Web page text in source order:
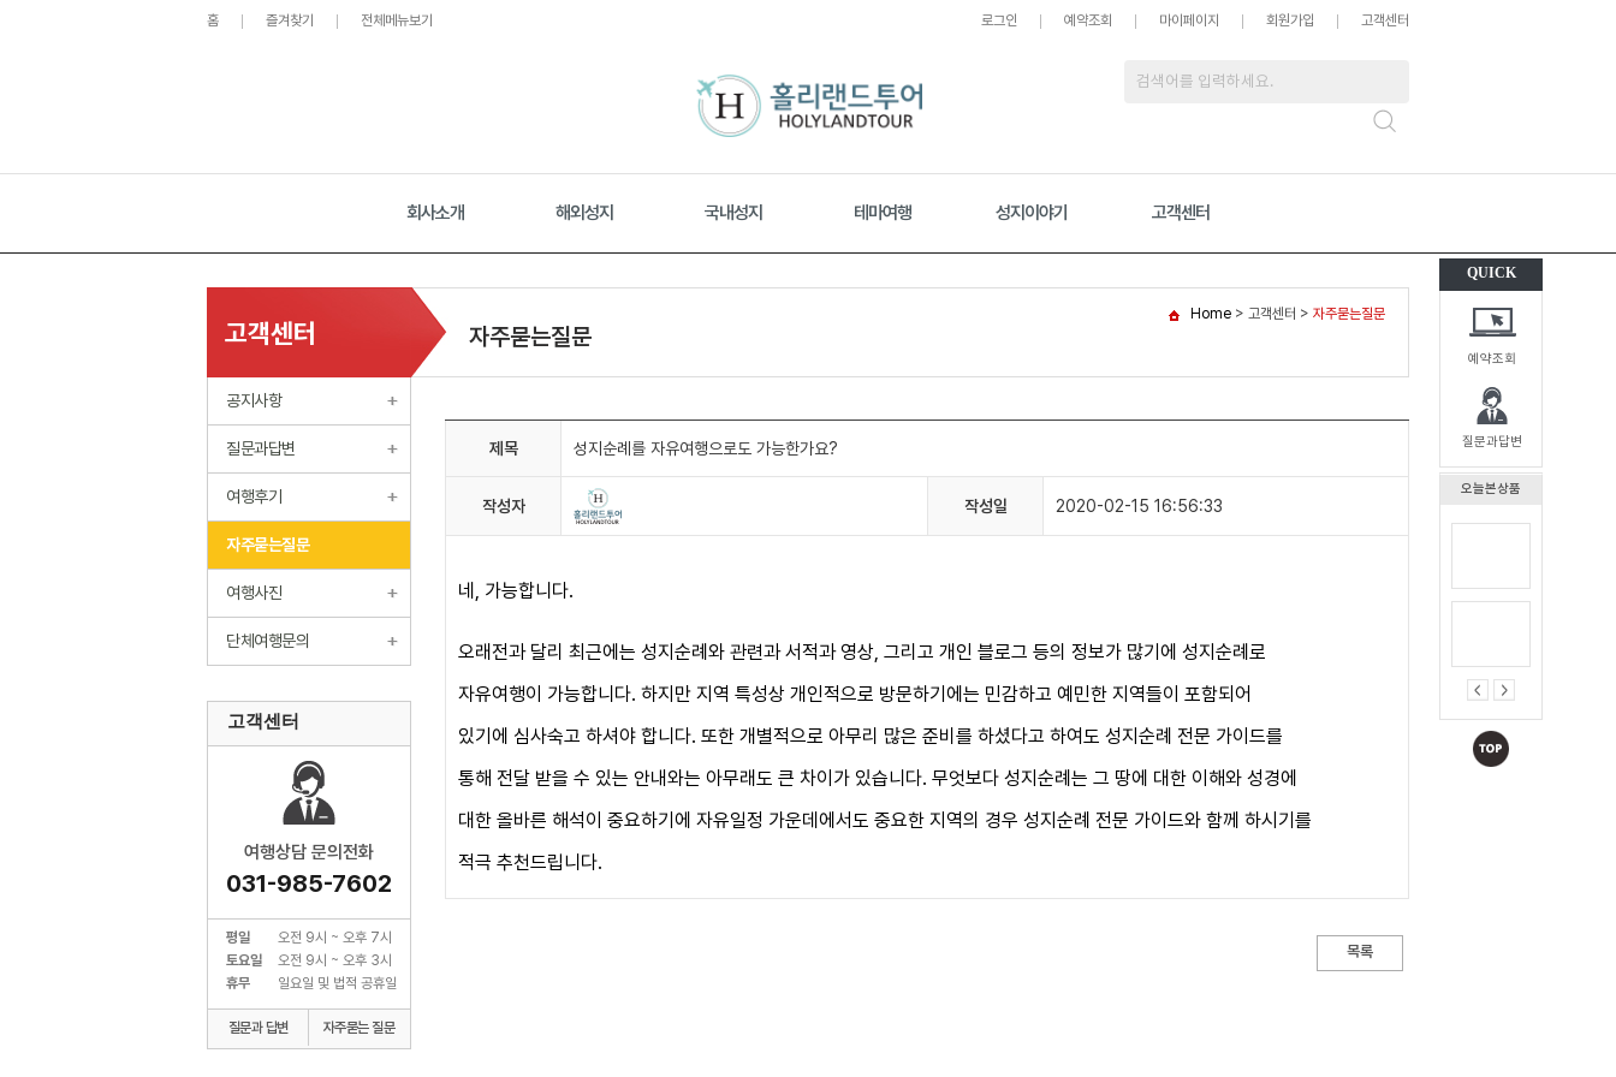
QUICK
예약조회
질문과답변
오늘본상품
홈 즐겨찾기 전체메뉴보기 로그인 예약조회 마이페이지 회원가입 고객센터
회사소개 해외성지 국내성지 테마여행 성지이야기 고객센터
고객센터
공지사항
질문과답변
여행후기
자주묻는질문
여행사진
단체여행문의
고객센터
여행상담 문의전화
031-985-7602
평일
오전 9시 ~ 오후 7시
토요일
오전 9시 ~ 오후 3시
휴무
일요일 및 법적 공휴일
질문과 답변 자주묻는 질문
Home > 고객센터 > 자주묻는질문
자주묻는질문
제목 성지순례를 자유여행으로도 가능한가요?
작성자 작성일 2020-02-15 16:56:33
네, 가능합니다.
오래전과 달리 최근에는 성지순례와 관련과 서적과 영상, 그리고 개인 블로그 등의 정보가 많기에 성지순례로
자유여행이 가능합니다. 하지만 지역 특성상 개인적으로 방문하기에는 민감하고 예민한 지역들이 포함되어
있기에 심사숙고 하셔야 합니다. 또한 개별적으로 아무리 많은 준비를 하셨다고 하여도 성지순례 전문 가이드를
통해 전달 받을 수 있는 안내와는 아무래도 큰 차이가 있습니다. 무엇보다 성지순례는 그 땅에 대한 이해와 성경에
대한 올바른 해석이 중요하기에 자유일정 가운데에서도 중요한 지역의 경우 성지순례 전문 가이드와 함께 하시기를
적극 추천드립니다.
목록